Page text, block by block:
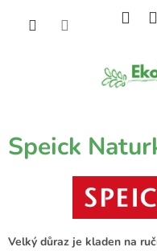
Speick
Velký důraz je kladen na